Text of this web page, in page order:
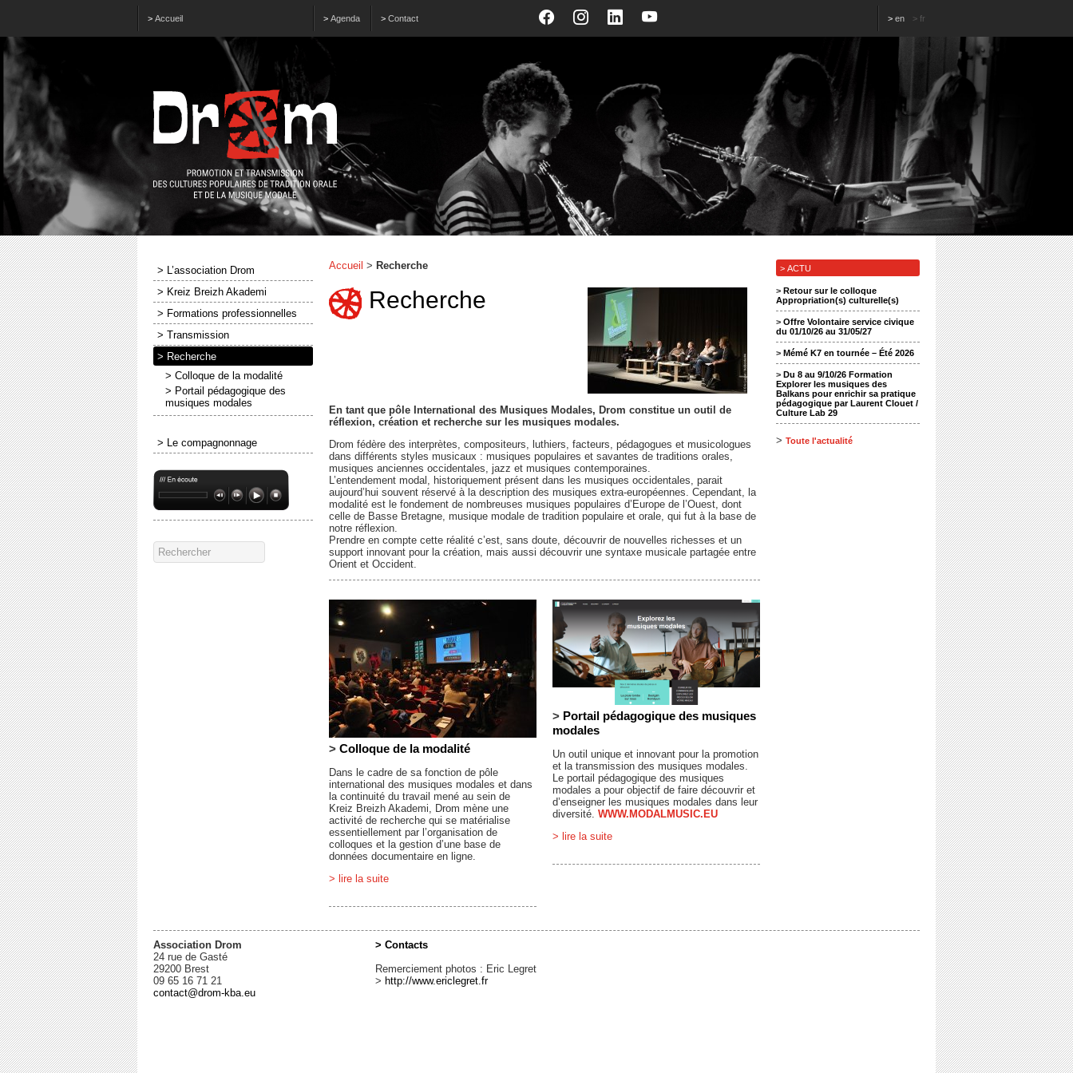
> Accueil > Agenda > Contact > en > fr
> L’association Drom
> Kreiz Breizh Akademi
> Formations professionnelles
> Transmission
> Recherche
> Colloque de la modalité
> Portail pédagogique des
musiques modales
> Le compagnonnage
Accueil > Recherche
Recherche
En tant que pôle International des Musiques Modales, Drom constitue un outil de
réflexion, création et recherche sur les musiques modales.
Drom fédère des interprètes, compositeurs, luthiers, facteurs, pédagogues et musicologues
dans différents styles musicaux : musiques populaires et savantes de traditions orales,
musiques anciennes occidentales, jazz et musiques contemporaines.
L’entendement modal, historiquement présent dans les musiques occidentales, parait
aujourd’hui souvent réservé à la description des musiques extra-européennes. Cependant, la
modalité est le fondement de nombreuses musiques populaires d’Europe de l’Ouest, dont
celle de Basse Bretagne, musique modale de tradition populaire et orale, qui fut à la base de
notre réflexion.
Prendre en compte cette réalité c’est, sans doute, découvrir de nouvelles richesses et un
support innovant pour la création, mais aussi découvrir une syntaxe musicale partagée entre
Orient et Occident.
> Colloque de la modalité
Dans le cadre de sa fonction de pôle
international des musiques modales et dans
la continuité du travail mené au sein de
Kreiz Breizh Akademi, Drom mène une
activité de recherche qui se matérialise
essentiellement par l’organisation de
colloques et la gestion d’une base de
données documentaire en ligne.
> lire la suite
> Portail pédagogique des musiques
modales
Un outil unique et innovant pour la promotion
et la transmission des musiques modales.
Le portail pédagogique des musiques
modales a pour objectif de faire découvrir et
d’enseigner les musiques modales dans leur
diversité. WWW.MODALMUSIC.EU
> lire la suite
> ACTU
> Retour sur le colloque
Appropriation(s) culturelle(s)
> Offre Volontaire service civique
du 01/10/26 au 31/05/27
> Mémé K7 en tournée – Été 2026
> Du 8 au 9/10/26 Formation
Explorer les musiques des
Balkans pour enrichir sa pratique
pédagogique par Laurent Clouet /
Culture Lab 29
> Toute l'actualité
Association Drom
24 rue de Gasté
29200 Brest
09 65 16 71 21
contact@drom-kba.eu
> Contacts
Remerciement photos : Eric Legret
> http://www.ericlegret.fr